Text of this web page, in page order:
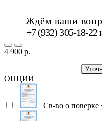
Ждём ваши
+7 (932) 305-18-22
4 900 р.
ОПЦИИ
Св-во о поверке